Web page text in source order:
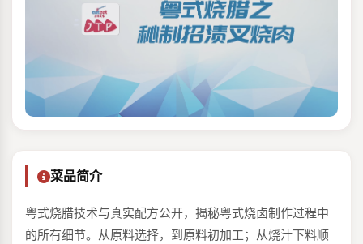
菜品简介
粤式烧腊技术与真实配方公开，揭秘粤式烧卤制作过程中
的所有细节。从原料选择，到原料初加工；从烧汁下料顺